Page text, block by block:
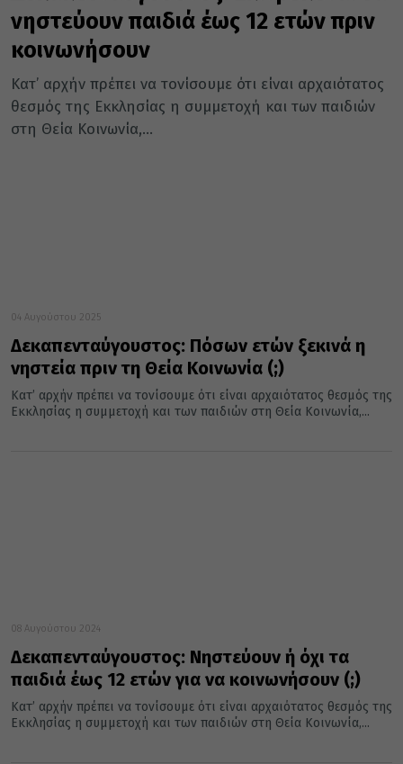
νηστεύουν παιδιά έως 12 ετών πριν
κοινωνήσουν
Κατ’ αρχήν πρέπει να τονίσουμε ότι είναι αρχαιότατος
θεσμός της Εκκλησίας η συμμετοχή και των παιδιών
στη Θεία Κοινωνία,...
04 Αυγούστου 2025
Δεκαπενταύγουστος: Πόσων ετών ξεκινά η
νηστεία πριν τη Θεία Κοινωνία (;)
Κατ’ αρχήν πρέπει να τονίσουμε ότι είναι αρχαιότατος θεσμός της
Εκκλησίας η συμμετοχή και των παιδιών στη Θεία Κοινωνία,...
08 Αυγούστου 2024
Δεκαπενταύγουστος: Νηστεύουν ή όχι τα
παιδιά έως 12 ετών για να κοινωνήσουν (;)
Κατ’ αρχήν πρέπει να τονίσουμε ότι είναι αρχαιότατος θεσμός της
Εκκλησίας η συμμετοχή και των παιδιών στη Θεία Κοινωνία,...